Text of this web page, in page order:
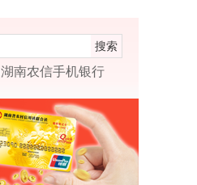
搜索
湖南农信手机银行